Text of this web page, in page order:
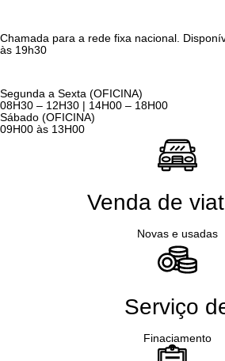
Chamada para a rede fixa nacional.
às 19h30
Segunda a Sexta (OFICINA)
08H30 – 12H30 | 14H00 – 18H00
Sábado (OFICINA)
09H00 às 13H00
Venda de
Novas e usadas
Serviço
Finaciamento